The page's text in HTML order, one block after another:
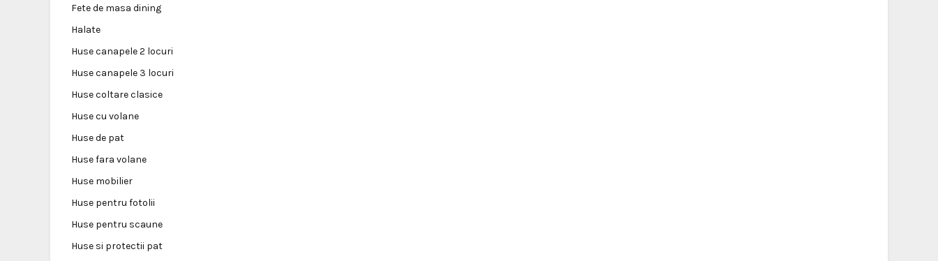
Fete de masa dining
Halate
Huse canapele 2 locuri
Huse canapele 3 locuri
Huse coltare clasice
Huse cu volane
Huse de pat
Huse fara volane
Huse mobilier
Huse pentru fotolii
Huse pentru scaune
Huse si protectii pat